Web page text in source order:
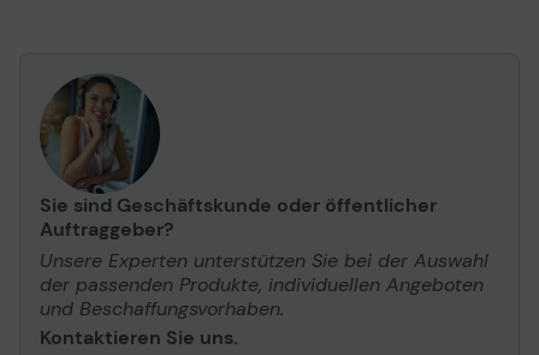
Sie sind Geschäftskunde oder öffentlicher
Auftraggeber?
Unsere Experten unterstützen Sie bei der Auswahl
der passenden Produkte, individuellen Angeboten
und Beschaffungsvorhaben.
Kontaktieren Sie uns.